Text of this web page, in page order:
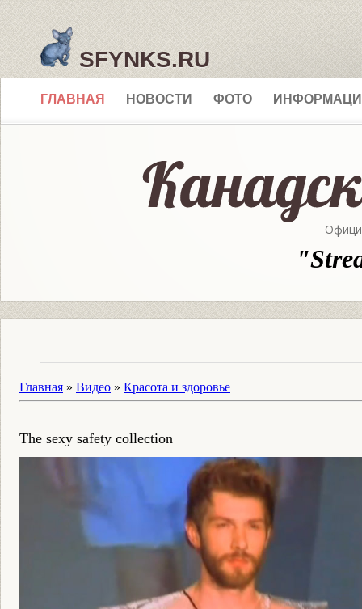
SFYNKS.RU
ГЛАВНАЯ НОВОСТИ ФОТО
Главная » Видео » Красота и здоровье
The sexy safety collection